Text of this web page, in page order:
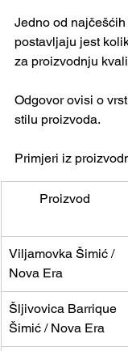
Jedno od
postavljaju jest
za proizvodnju
Odgovor ovisi o
stilu proizvoda.
Primjeri iz
Proizvod
Viljamovka Šimić /
Nova Era
Šljivovica Barrique
Šimić / Nova Era